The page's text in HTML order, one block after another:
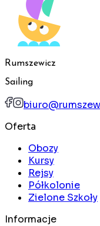
Rumszewicz
Sailing
Oferta
Obozy
Kursy
Rejsy
Półkolonie
Zielone Szkoły
Informacje